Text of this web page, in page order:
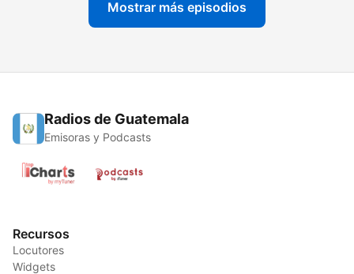
Mostrar más episodios
Radios de Guatemala
Emisoras y Podcasts
Recursos
Locutores
Widgets